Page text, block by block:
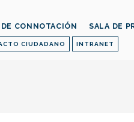
CIUDADANO INTRANET
DE CONNOTACIÓN SALA DE